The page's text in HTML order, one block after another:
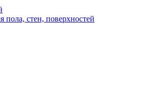
стен, поверхностей